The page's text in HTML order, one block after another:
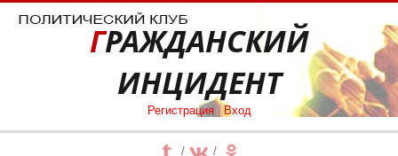
ГРАЖДАНСКИЙ
ИНЦИДЕНТ
Регистрация Вход